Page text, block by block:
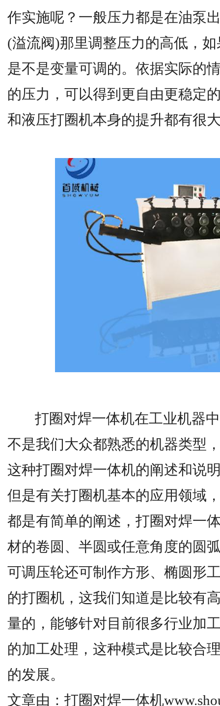
作实施呢？一般压力都是在油泵
(溢流阀)那里调整压力的高低，
是不是变量可调的。依据实际的
的压力，可以得到更自由更稳定
和液压打圈机本身的提升都有很
打圈对焊一体机在工业机器中
不是我们大众都熟悉的机器类型
这种打圈对焊一体机的阐述和说
但是有关打圈机基本的应用领域
都是有简单的阐述，打圈对焊一
材的卷圆、半圆或任意角度的圆
可调压轮还可制作方形、椭圆形
的打圈机，这我们知道是比较有
量的，能够针对目前很多行业加
的加工处理，这种模式是比较合
的发展。
文章由：打圈对焊一体机